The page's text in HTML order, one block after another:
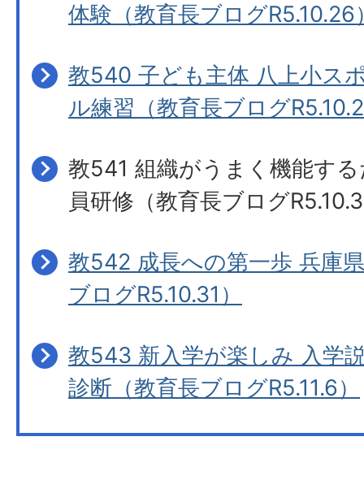
体験（教育長ブログR5.10.26
教540 子ども主体 八上小ス
ル練習（教育長ブログ
教541 組織がうまく機能す
員研修（教育長ブログ
教542 成長への第一歩 兵庫
ブログR5.10.31）
教543 新入学が楽しみ 入学
診断（教育長ブログR5.11.6）